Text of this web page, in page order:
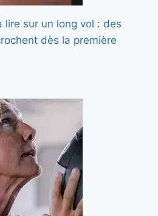
lire sur un long vol : des
dès la première